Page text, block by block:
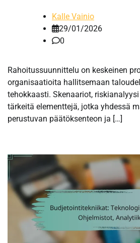
Kalle Vainio
29/01/2026
0
Rahoitussuunnittelu on keskeinen
organisaatioita hallitsemaan
tehokkaasti. Skenaariot,
tärkeitä elementtejä, jotka yhdessä
perustuvan päätöksenteon ja […]